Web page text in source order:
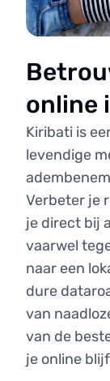
online
Kiribati is
levendige
Verbeter je
je direct bij
vaarwel
naar een
dure
van
van de
je online